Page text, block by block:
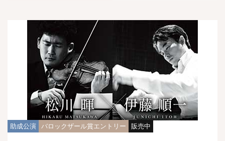
助成公演 バロックザール賞エントリー 販売中